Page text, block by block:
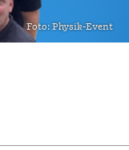
Foto: Physik-Event